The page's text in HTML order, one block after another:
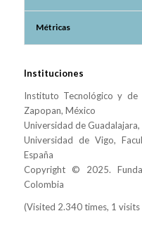
Métricas
Instituciones
Instituto Tecnológico y de
Zapopan, México
Universidad de
Universidad de Vigo,
España
Copyright © 2025.
Colombia
(Visited 2.340 times, 1